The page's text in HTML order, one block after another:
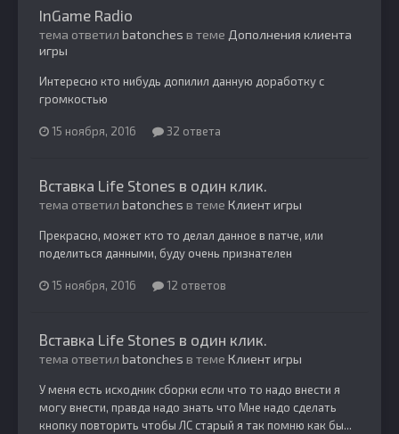
InGame Radio
тема ответил batonches в теме Дополнения клиента
игры
Интересно кто нибудь допилил данную доработку с
громкостью
15 ноября, 2016 32 ответа
Вставка Life Stones в один клик.
тема ответил batonches в теме Клиент игры
Прекрасно, может кто то делал данное в патче, или
поделиться данными, буду очень признателен
15 ноября, 2016 12 ответов
Вставка Life Stones в один клик.
тема ответил batonches в теме Клиент игры
У меня есть исходник сборки если что то надо внести я
могу внести, правда надо знать что Мне надо сделать
кнопку повторить чтобы ЛС старый я так помню как бы...